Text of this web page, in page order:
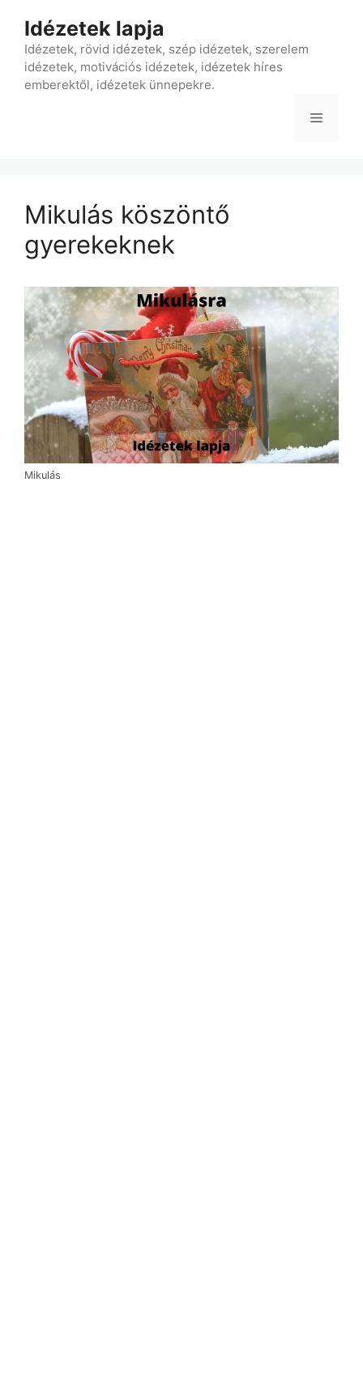
tartalomba
Idézetek lapja
Idézetek, rövid idézetek, szép idézetek, szerelem
idézetek, motivációs idézetek, idézetek híres
emberektől, idézetek ünnepekre.
Menü
Mikulás köszöntő
gyerekeknek
Mikulás